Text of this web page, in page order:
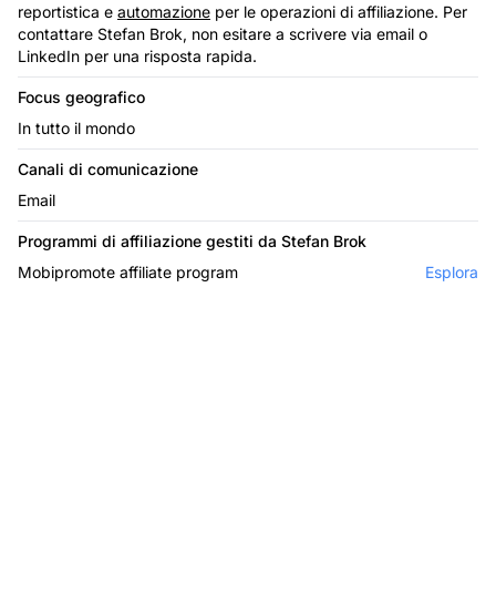
reportistica e automazione per le operazioni di affiliazione. Per
contattare Stefan Brok, non esitare a scrivere via email o
LinkedIn per una risposta rapida.
Focus geografico
In tutto il mondo
Canali di comunicazione
Email
Programmi di affiliazione gestiti da Stefan Brok
Mobipromote affiliate program
Esplora